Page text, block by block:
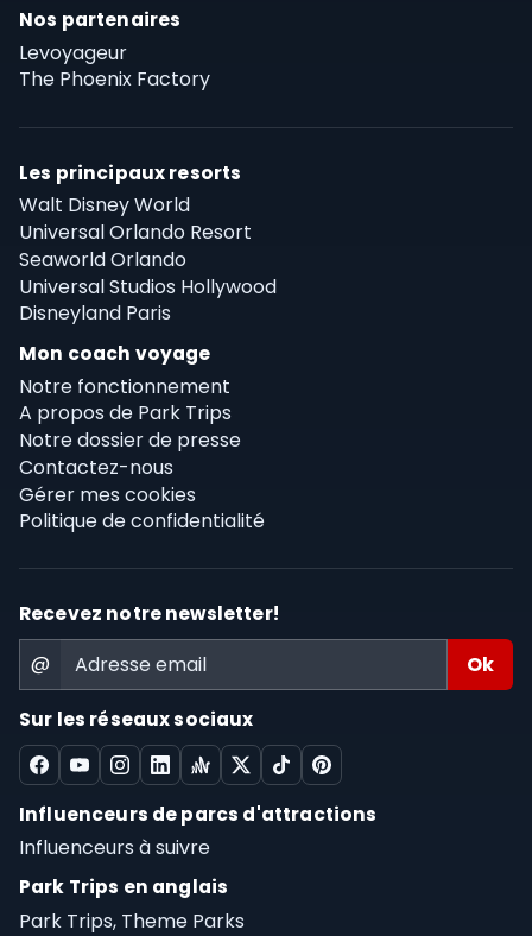
Nos partenaires
Levoyageur
The Phoenix Factory
Les principaux resorts
Walt Disney World
Universal Orlando Resort
Seaworld Orlando
Universal Studios Hollywood
Disneyland Paris
Mon coach voyage
Notre fonctionnement
A propos de Park Trips
Notre dossier de presse
Contactez-nous
Gérer mes cookies
Politique de confidentialité
Recevez notre newsletter!
@
Sur les réseaux sociaux
Influenceurs de parcs d'attractions
Influenceurs à suivre
Park Trips en anglais
Park Trips, Theme Parks